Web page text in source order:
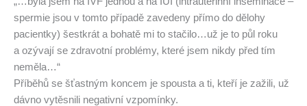
spermie jsou v tomto případě zavedeny přímo do dělohy
pacientky) šestkrát a bohatě mi to stačilo…už je to půl roku
a ozývají se zdravotní problémy, které jsem nikdy před tím
neměla…“
Příběhů se šťastným koncem je spousta a ti, kteří je zažili, už
dávno vytěsnili negativní vzpomínky.